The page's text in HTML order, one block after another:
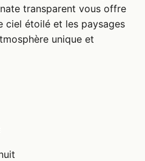
transparent vous offre
ciel étoilé et les paysages
unique et